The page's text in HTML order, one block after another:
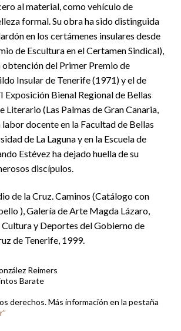
al material, como vehículo de
formal. Su obra ha sido distinguida
en los certámenes insulares desde
de Escultura en el Certamen Sindical),
obtención del Primer Premio de
Insular de Tenerife (1971) y el de
Exposición Bienal Regional de Bellas
Literario (Las Palmas de Gran Canaria,
docente en la Facultad de Bellas
de La Laguna y en la Escuela de
Estévez ha dejado huella de su
discípulos.
de la Cruz. Caminos (Catálogo con
), Galería de Arte Magda Lázaro,
y Deportes del Gobierno de
de Tenerife, 1999.
Reimers
Barate
derechos. Más información en la pestaña